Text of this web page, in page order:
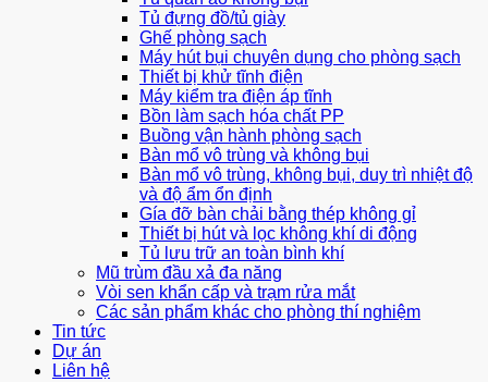
Tủ đựng đồ/tủ giày
Ghế phòng sạch
Máy hút bụi chuyên dụng cho phòng sạch
Thiết bị khử tĩnh điện
Máy kiểm tra điện áp tĩnh
Bồn làm sạch hóa chất PP
Buồng vận hành phòng sạch
Bàn mổ vô trùng và không bụi
Bàn mổ vô trùng, không bụi, duy trì nhiệt độ
và độ ẩm ổn định
Gía đỡ bàn chải bằng thép không gỉ
Thiết bị hút và lọc không khí di động
Tủ lưu trữ an toàn bình khí
Mũ trùm đầu xả đa năng
Vòi sen khẩn cấp và trạm rửa mắt
Các sản phẩm khác cho phòng thí nghiệm
Tin tức
Dự án
Liên hệ